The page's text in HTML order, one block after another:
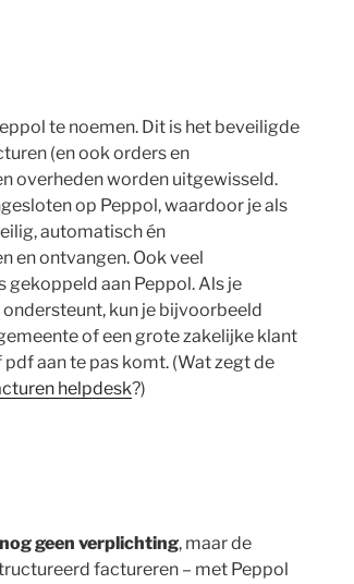
te noemen. Dit is het beveiligde
(en ook orders en
overheden worden uitgewisseld.
op Peppol, waardoor je als
automatisch én
en ontvangen. Ook veel
aan Peppol. Als je
kun je bijvoorbeeld
of een grote zakelijke klant
aan te pas komt. (Wat zegt de
helpdesk?)
nog geen verplichting, maar de
factureren – met Peppol